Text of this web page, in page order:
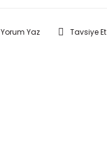
Yorum Yaz Tavsiye Et